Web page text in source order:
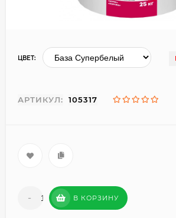
ЦВЕТ:
АРТИКУЛ: 105317
- + В КОРЗИНУ